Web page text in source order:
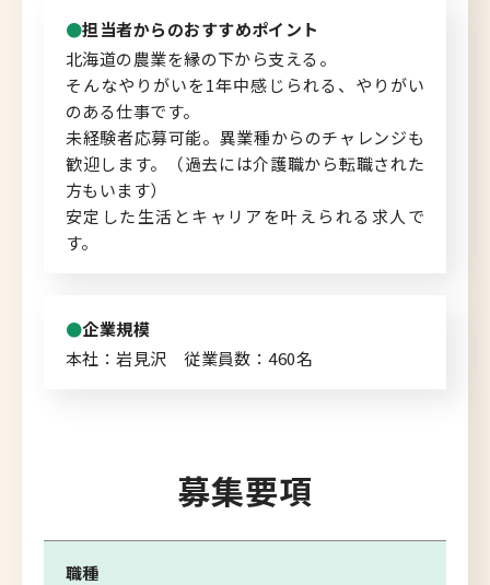
転職情報
キャリアマップ
転職の体験談
転職と年収のハナシ
担当者からのおすすめポイント
北海道の農業を縁の下から支える。
そんなやりがいを1年中感じられる、やりがい
のある仕事です。
未経験者応募可能。異業種からのチャレンジも
歓迎します。（過去には介護職から転職された
方もいます）
安定した生活とキャリアを叶えられる求人で
す。
企業規模
本社：岩見沢 従業員数：460名
募集要項
職種